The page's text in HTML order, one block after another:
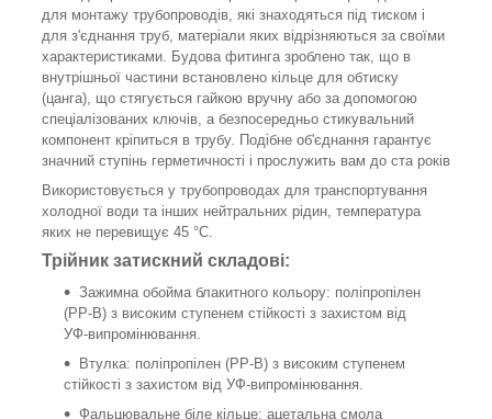
для монтажу трубопроводів, які знаходяться під тиском і
для з'єднання труб, матеріали яких відрізняються за своїми
характеристиками. Будова фитинга зроблено так, що в
внутрішньої частини встановлено кільце для обтиску
(цанга), що стягується гайкою вручну або за допомогою
спеціалізованих ключів, а безпосередньо стикувальний
компонент кріпиться в трубу. Подібне об'єднання гарантує
значний ступінь герметичності і прослужить вам до ста років
Використовується у трубопроводах для транспортування
холодної води та інших нейтральних рідин, температура
яких не перевищує 45 °С.
Трійник затискний складові:
Зажимна обойма блакитного кольору: поліпропілен
(РР-В) з високим ступенем стійкості з захистом від
УФ-випромінювання.
Втулка: поліпропілен (РР-В) з високим ступенем
стійкості з захистом від УФ-випромінювання.
Фальцювальне біле кільце: ацетальна смола